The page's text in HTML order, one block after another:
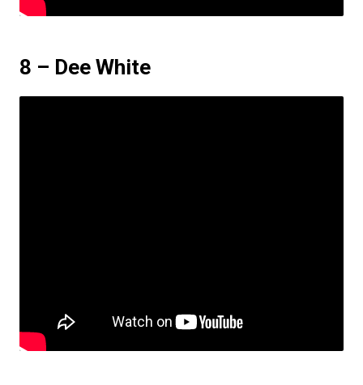
8 – Dee White